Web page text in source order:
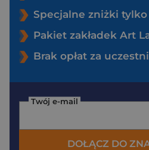
Specjalne zniżki
Pakiet zakładek Art
Brak opłat za
Twój e-mail
DOŁĄCZ DO